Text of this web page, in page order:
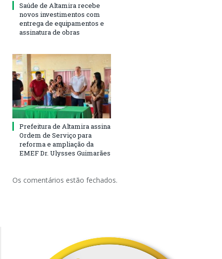
Saúde de Altamira recebe
novos investimentos com
entrega de equipamentos e
assinatura de obras
Prefeitura de Altamira assina
Ordem de Serviço para
reforma e ampliação da
EMEF Dr. Ulysses Guimarães
Os comentários estão fechados.